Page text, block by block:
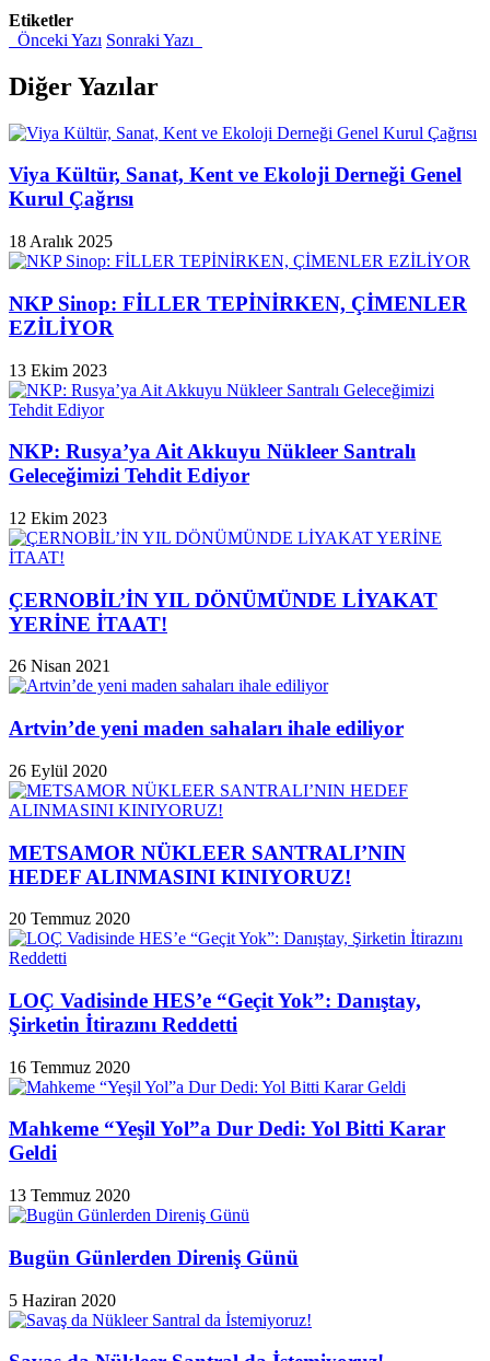
Etiketler
Önceki Yazı Sonraki Yazı
Diğer Yazılar
Viya Kültür, Sanat, Kent ve Ekoloji Derneği Genel
Kurul Çağrısı
18 Aralık 2025
NKP Sinop: FİLLER TEPİNİRKEN, ÇİMENLER
EZİLİYOR
13 Ekim 2023
NKP: Rusya’ya Ait Akkuyu Nükleer Santralı
Geleceğimizi Tehdit Ediyor
12 Ekim 2023
ÇERNOBİL’İN YIL DÖNÜMÜNDE LİYAKAT
YERİNE İTAAT!
26 Nisan 2021
Artvin’de yeni maden sahaları ihale ediliyor
26 Eylül 2020
METSAMOR NÜKLEER SANTRALI’NIN
HEDEF ALINMASINI KINIYORUZ!
20 Temmuz 2020
LOÇ Vadisinde HES’e “Geçit Yok”: Danıştay,
Şirketin İtirazını Reddetti
16 Temmuz 2020
Mahkeme “Yeşil Yol”a Dur Dedi: Yol Bitti Karar
Geldi
13 Temmuz 2020
Bugün Günlerden Direniş Günü
5 Haziran 2020